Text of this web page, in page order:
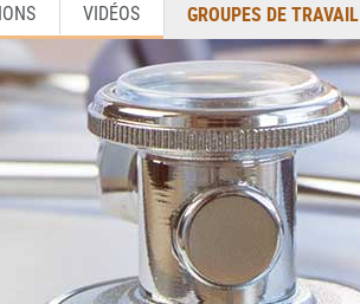
VIDÉOS GROUPES DE TRAVAIL